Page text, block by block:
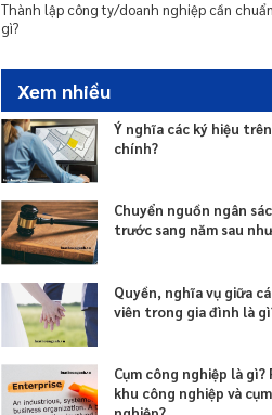
Thành lập công ty/doanh nghiệp cần
gì?
Xem nhiều
Ý nghĩa các ký hiệu
chính?
Chuyển nguồn ngân
trước sang năm sau
Quyền, nghĩa vụ giữa
viên trong gia đình là
Cụm công nghiệp là gì?
khu công nghiệp và